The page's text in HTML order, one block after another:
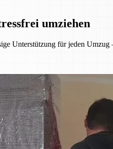
umziehen
Unterstützung für jeden